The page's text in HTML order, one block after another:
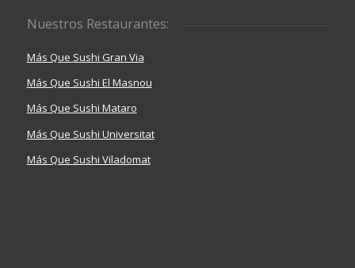
Nuestros Restaurantes:
Más Que Sushi Gran Via
Más Que Sushi El Masnou
Más Que Sushi Mataro
Más Que Sushi Universitat
Más Que Sushi Viladomat